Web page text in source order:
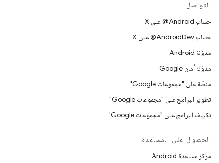
التواصل
حساب ‎@Android على X
حساب ‎@AndroidDev على X
مدوّنة Android
مدوّنة أمان Google
منصّة على "مجموعات Google"
تطوير البرامج على "مجموعات Google"
تكييف البرامج على "مجموعات Google"
الحصول على المساعدة
مركز مساعدة Android